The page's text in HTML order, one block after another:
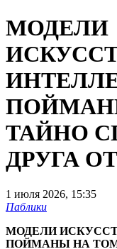
МОДЕЛИ
ТАЙНО
ДРУГА
1 июля 2026, 15:35
Паблики
МОДЕЛИ
ПОЙМАНЫ НА